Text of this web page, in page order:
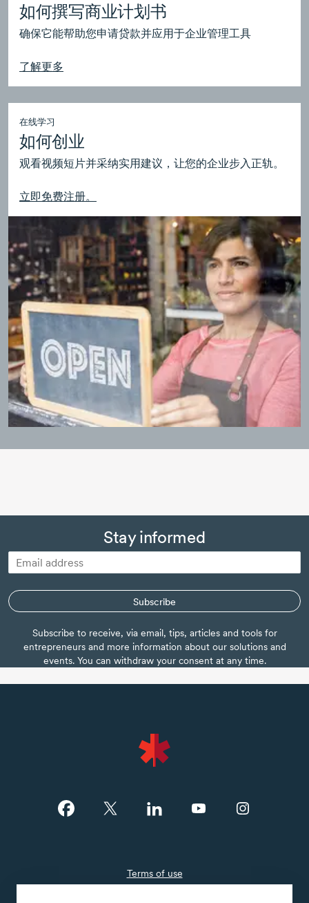
如何撰写商业计划书
确保它能帮助您申请贷款并应用于企业管理工具
了解更多
在线学习
如何创业
观看视频短片并采纳实用建议，让您的企业步入正轨。
立即免费注册。
Stay informed
Subscribe
Subscribe to receive, via email, tips, articles and tools for
entrepreneurs and more information about our solutions and
events. You can withdraw your consent at any time.
Terms of use